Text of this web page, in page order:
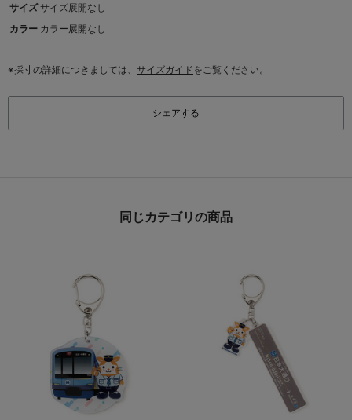
サイズ サイズ展開なし
カラー カラー展開なし
※採寸の詳細につきましては、 サイズガイドをご覧ください。
シェアする
同じカテゴリの商品